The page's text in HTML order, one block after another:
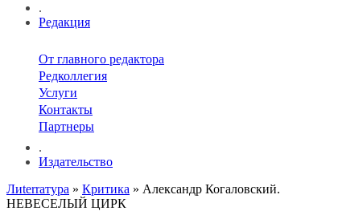
.
Редакция
От главного редактора
Редколлегия
Услуги
Контакты
Партнеры
.
Издательство
Лиterraтура » Критика » Александр Когаловский.
НЕВЕСЕЛЫЙ ЦИРК